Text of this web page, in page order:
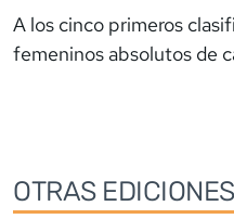
A los cinco primeros
femeninos absolutos de
OTRAS EDICIONES